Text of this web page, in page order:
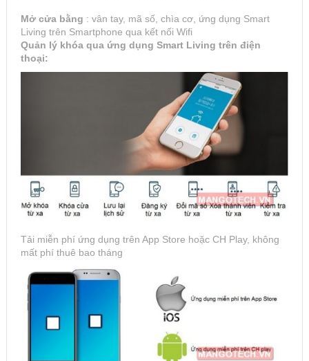
Mở cửa bằng : vân tay, mã số, chìa cơ, ứng dụng Smart
Living trên Smartphone qua kết nối Wifi
Quản lý khóa qua ứng dụng Smart Living trên điện
thoại:
Tải miễn phí ứng dụng trên App Store hoặc CH Play, không
mất phí thuê bao tháng